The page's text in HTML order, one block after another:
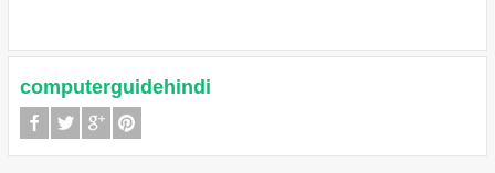
computerguidehindi